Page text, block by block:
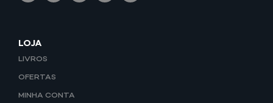
LOJA
LIVROS
OFERTAS
MINHA CONTA